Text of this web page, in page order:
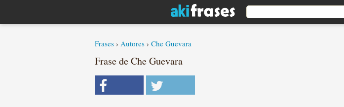
Frases › Autores › Che Guevara
Frase de Che Guevara